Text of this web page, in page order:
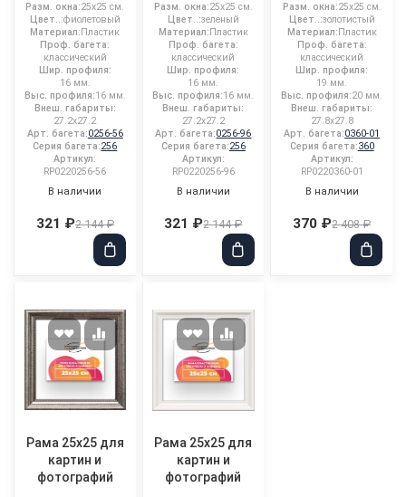
Разм. окна:25x25 см.
Цвет..:фиолетовый
Материал: Пластик
Проф. багета:
классический
Шир. профиля:
16 мм.
Выс. профиля:16 мм.
Внеш. габариты:
27.2x27.2
Арт. багета:0256-56
Серия багета:256
Артикул:
RP0220256-56
В наличии
321 ₽2 144 ₽
Разм. окна:25x25 см.
Цвет..:зеленый
Материал: Пластик
Проф. багета:
классический
Шир. профиля:
16 мм.
Выс. профиля:16 мм.
Внеш. габариты:
27.2x27.2
Арт. багета:0256-96
Серия багета:256
Артикул:
RP0220256-96
В наличии
321 ₽2 144 ₽
Разм. окна:25x25 см.
Цвет..:золотистый
Материал: Пластик
Проф. багета:
классический
Шир. профиля:
19 мм.
Выс. профиля:20 мм.
Внеш. габариты:
27.8x27.8
Арт. багета:0360-01
Серия багета:360
Артикул:
RP0220360-01
В наличии
370 ₽2 408 ₽
Рама 25x25 для
картин и
фотографий
Рама 25x25 для
картин и
фотографий